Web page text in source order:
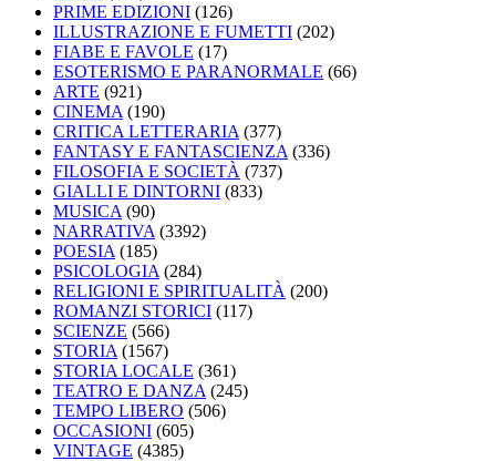
PRIME EDIZIONI (126)
ILLUSTRAZIONE E FUMETTI (202)
FIABE E FAVOLE (17)
ESOTERISMO E PARANORMALE (66)
ARTE (921)
CINEMA (190)
CRITICA LETTERARIA (377)
FANTASY E FANTASCIENZA (336)
FILOSOFIA E SOCIETÀ (737)
GIALLI E DINTORNI (833)
MUSICA (90)
NARRATIVA (3392)
POESIA (185)
PSICOLOGIA (284)
RELIGIONI E SPIRITUALITÀ (200)
ROMANZI STORICI (117)
SCIENZE (566)
STORIA (1567)
STORIA LOCALE (361)
TEATRO E DANZA (245)
TEMPO LIBERO (506)
OCCASIONI (605)
VINTAGE (4385)